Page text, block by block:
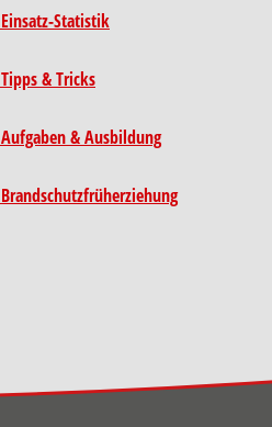
Einsatz-Statistik
Tipps & Tricks
Aufgaben & Ausbildung
Brand­schutz­früh­erziehung